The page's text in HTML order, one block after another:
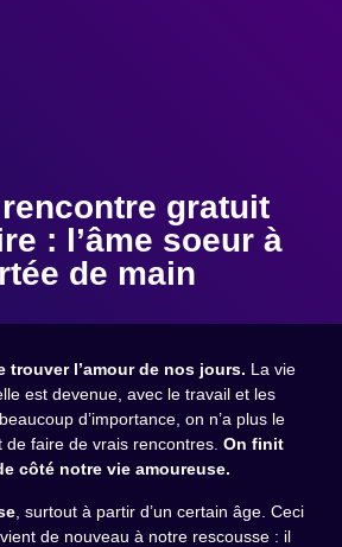
gratuit
: l’âme soeur à
de main
trouver l’amour de nos jours. La vie
est devenue, avec le travail et les
d’importance, on n’a plus le
faire de vrais rencontres. On finit
côté notre vie amoureuse.
, surtout à partir d’un certain âge. Ceci
de nouveau à notre rescousse : il